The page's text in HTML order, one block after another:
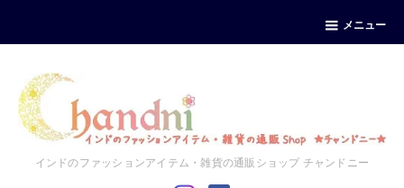
メニュー
インドのファッションアイテム・雑貨の通販ショップ チャンドニー